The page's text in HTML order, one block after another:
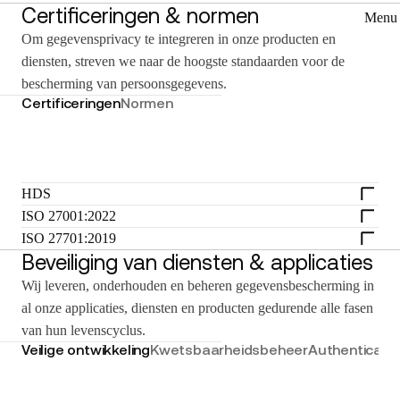
Menu
Certificeringen & normen
Om gegevensprivacy te integreren in onze producten en
diensten, streven we naar de hoogste standaarden voor de
bescherming van persoonsgegevens.
CertificeringenNormen
HDS
ISO 27001:2022
ISO 27701:2019
Beveiliging van diensten & applicaties
Wij leveren, onderhouden en beheren gegevensbescherming in
al onze applicaties, diensten en producten gedurende alle fasen
van hun levenscyclus.
Veilige ontwikkelingKwetsbaarheidsbeheer